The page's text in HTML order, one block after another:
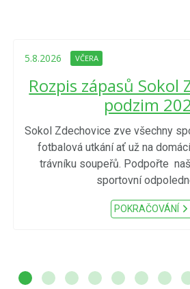
5.8.2026 VČERA
Rozpis zápasů Sokol
podzim
Sokol Zdechovice zve všechny
fotbalová utkání ať už na
trávníku soupeřů. Podpořte
sportovní
POKRAČOVÁNÍ